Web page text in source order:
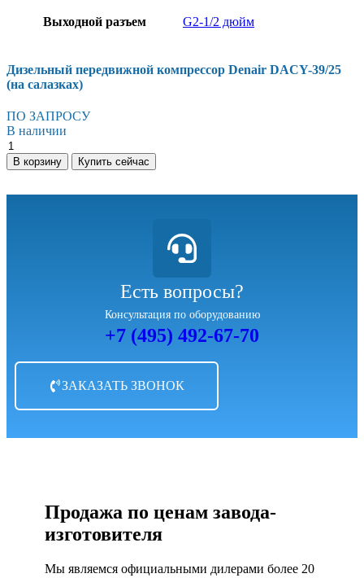
Выходной разъем G2-1/2 дюйм
Дизельный передвижной компрессор Denair DACY-39/25
(на салазках)
ПО ЗАПРОСУ
В наличии
В корзину Купить сейчас
Есть вопросы?
Консультация по оборудованию
+7 (495) 492-67-70
ЗАКАЗАТЬ ЗВОНОК
Продажа по ценам завода-
изготовителя
Мы являемся официальными дилерами более 20